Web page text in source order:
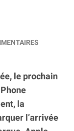
le prochain
la
l’arrivée